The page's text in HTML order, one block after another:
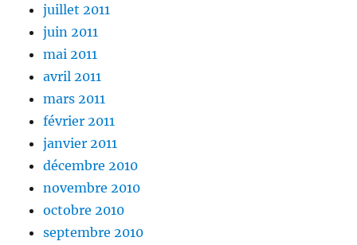
juillet 2011
juin 2011
mai 2011
avril 2011
mars 2011
février 2011
janvier 2011
décembre 2010
novembre 2010
octobre 2010
septembre 2010